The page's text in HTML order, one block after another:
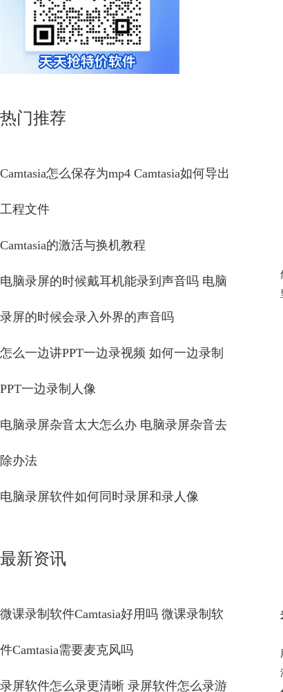
热门推荐
Camtasia怎么保存为mp4 Camtasia如何导出
工程文件
Camtasia的激活与换机教程
电脑录屏的时候戴耳机能录到声音吗 电脑
录屏的时候会录入外界的声音吗
怎么一边讲PPT一边录视频 如何一边录制
PPT一边录制人像
电脑录屏杂音太大怎么办 电脑录屏杂音去
除办法
电脑录屏软件如何同时录屏和录人像
最新资讯
微课录制软件Camtasia好用吗 微课录制软
件Camtasia需要麦克风吗
录屏软件怎么录更清晰 录屏软件怎么录游